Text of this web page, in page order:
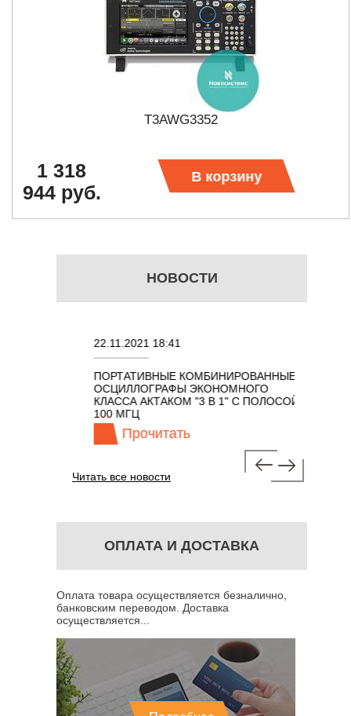
НОВОСТИ
22.11.2021 18:41
ПОРТАТИВНЫЕ КОМБИНИРОВАННЫЕ
ОСЦИЛЛОГРАФЫ ЭКОНОМНОГО
КЛАССА АКТАКОМ "3 В 1" С ПОЛОСОЙ
100 МГЦ
Прочитать
Читать все новости
ОПЛАТА И ДОСТАВКА
Оплата товара осуществляется безналично,
банковским переводом. Доставка
осуществляется...
T3AWG3352
1 318
944 руб.
В корзину